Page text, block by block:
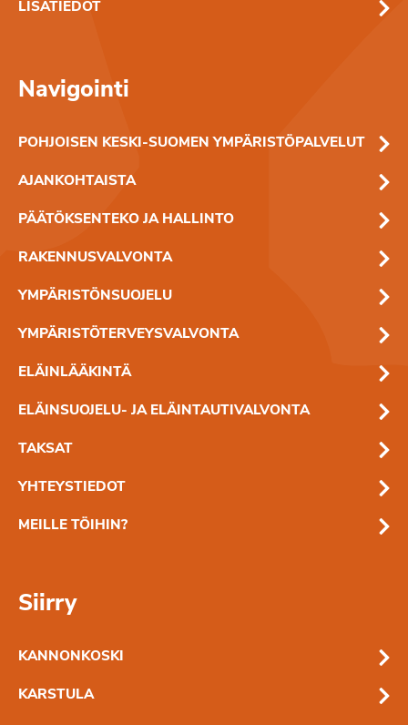
LISÄTIEDOT
Navigointi
POHJOISEN KESKI-SUOMEN YMPÄRISTÖPALVELUT
AJANKOHTAISTA
PÄÄTÖKSENTEKO JA HALLINTO
RAKENNUSVALVONTA
YMPÄRISTÖNSUOJELU
YMPÄRISTÖTERVEYSVALVONTA
ELÄINLÄÄKINTÄ
ELÄINSUOJELU- JA ELÄINTAUTIVALVONTA
TAKSAT
YHTEYSTIEDOT
MEILLE TÖIHIN?
Siirry
KANNONKOSKI
KARSTULA